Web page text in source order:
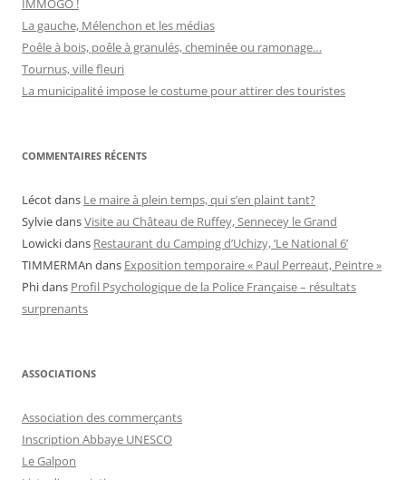
IMMOGO !
La gauche, Mélenchon et les médias
Poêle à bois, poêle à granulés, cheminée ou ramonage…
Tournus, ville fleuri
La municipalité impose le costume pour attirer des touristes
COMMENTAIRES RÉCENTS
Lécotdans Le maire à plein temps, qui s’en plaint tant?
SylviedansVisite au Château de Ruffey, Sennecey le Grand
Lowickidans Restaurant du Camping d’Uchizy, ‘Le National 6’
TIMMERMAn dans Exposition temporaire « Paul Perreaut, Peintre »
Phidans Profil Psychologique de la Police Française – résultats
surprenants
ASSOCIATIONS
Association des commerçants
Inscription Abbaye UNESCO
Le Galpon